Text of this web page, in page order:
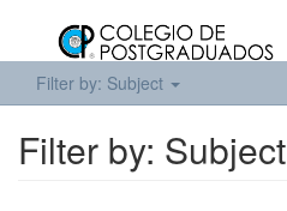
Filter by: Subject
Filter by: Subject